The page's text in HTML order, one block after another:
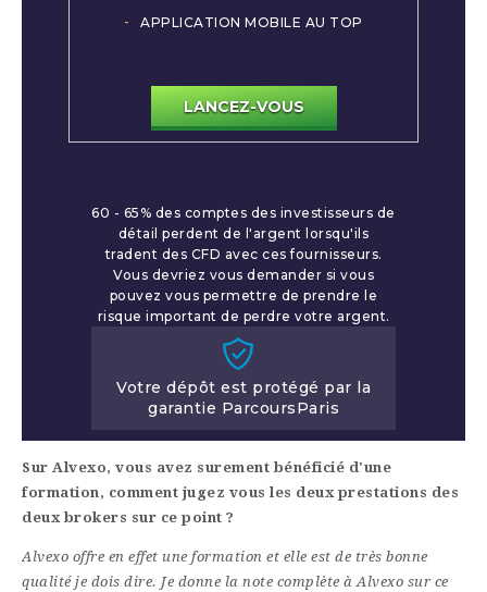
APPLICATION MOBILE AU TOP
LANCEZ-VOUS
60 - 65% des comptes des investisseurs de
détail perdent de l'argent lorsqu'ils
tradent des CFD avec ces fournisseurs.
Vous devriez vous demander si vous
pouvez vous permettre de prendre le
risque important de perdre votre argent.
Votre dépôt est protégé par la
garantie ParcoursParis
Sur Alvexo, vous avez surement bénéficié d'une
formation, comment jugez vous les deux prestations des
deux brokers sur ce point ?
Alvexo offre en effet une formation et elle est de très bonne
qualité je dois dire. Je donne la note complète à Alvexo sur ce